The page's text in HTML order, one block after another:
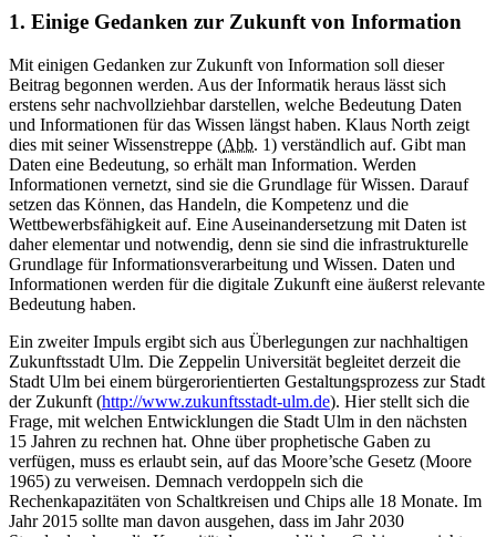
1. Einige Gedanken zur Zukunft von Information
Mit einigen Gedanken zur Zukunft von Information soll dieser
Beitrag begonnen werden. Aus der Informatik heraus lässt sich
erstens sehr nachvollziehbar darstellen, welche Bedeutung Daten
und Informationen für das Wissen längst haben. Klaus North zeigt
dies mit seiner Wissenstreppe (Abb. 1) verständlich auf. Gibt man
Daten eine Bedeutung, so erhält man Information. Werden
Informationen vernetzt, sind sie die Grundlage für Wissen. Darauf
setzen das Können, das Handeln, die Kompetenz und die
Wettbewerbsfähigkeit auf. Eine Auseinandersetzung mit Daten ist
daher elementar und notwendig, denn sie sind die infrastrukturelle
Grundlage für Informationsverarbeitung und Wissen. Daten und
Informationen werden für die digitale Zukunft eine äußerst relevante
Bedeutung haben.
Ein zweiter Impuls ergibt sich aus Überlegungen zur nachhaltigen
Zukunftsstadt Ulm. Die Zeppelin Universität begleitet derzeit die
Stadt Ulm bei einem bürgerorientierten Gestaltungsprozess zur Stadt
der Zukunft (http://www.zukunftsstadt-ulm.de). Hier stellt sich die
Frage, mit welchen Entwicklungen die Stadt Ulm in den nächsten
15 Jahren zu rechnen hat. Ohne über prophetische Gaben zu
verfügen, muss es erlaubt sein, auf das Moore’sche Gesetz (Moore
1965) zu verweisen. Demnach verdoppeln sich die
Rechenkapazitäten von Schaltkreisen und Chips alle 18 Monate. Im
Jahr 2015 sollte man davon ausgehen, dass im Jahr 2030